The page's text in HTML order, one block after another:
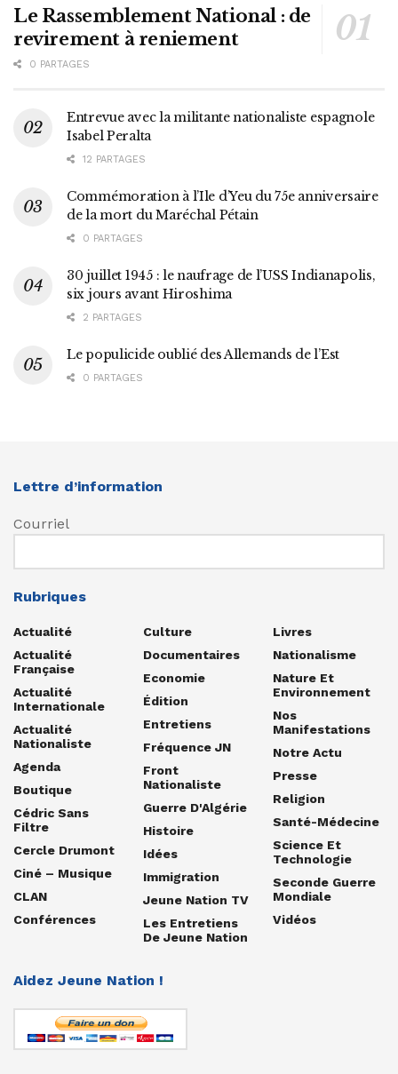
Le Rassemblement National : de
revirement à reniement
0 PARTAGES
Entrevue avec la militante nationaliste espagnole
Isabel Peralta
12 PARTAGES
Commémoration à l’Ile d’Yeu du 75e anniversaire
de la mort du Maréchal Pétain
0 PARTAGES
30 juillet 1945 : le naufrage de l’USS Indianapolis,
six jours avant Hiroshima
2 PARTAGES
Le populicide oublié des Allemands de l’Est
0 PARTAGES
Lettre d’information
Courriel
Rubriques
Actualité
Actualité
Française
Actualité
Internationale
Actualité
Nationaliste
Agenda
Boutique
Cédric Sans
Filtre
Cercle Drumont
Ciné – Musique
CLAN
Conférences
Culture
Documentaires
Economie
Édition
Entretiens
Fréquence JN
Front
Nationaliste
Guerre D'Algérie
Histoire
Idées
Immigration
Jeune Nation TV
Les Entretiens
De Jeune Nation
Livres
Nationalisme
Nature Et
Environnement
Nos
Manifestations
Notre Actu
Presse
Religion
Santé-Médecine
Science Et
Technologie
Seconde Guerre
Mondiale
Vidéos
Aidez Jeune Nation !